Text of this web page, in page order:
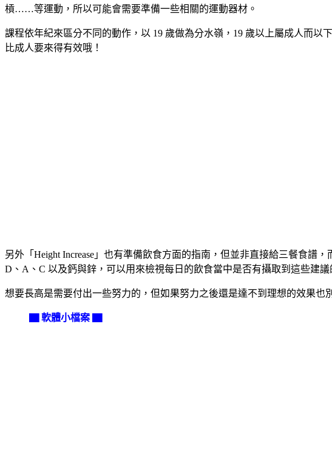
槓……等運動，所以可能會需要準備一些相關的運動器材。
課程依年紀來區分不同的動作，以 19 歲做為分水嶺，19 歲以上屬成人而
比成人要來得有效哦！
另外「Height Increase」也有準備飲食方面的指南，但並非直接給三餐食譜
D、A、C 以及鈣與鋅，可以用來檢視每日的飲食當中是否有攝取到這些建議
想要長高是需要付出一些努力的，但如果努力之後還是達不到理想的效果也
▇ 軟體小檔案 ▇